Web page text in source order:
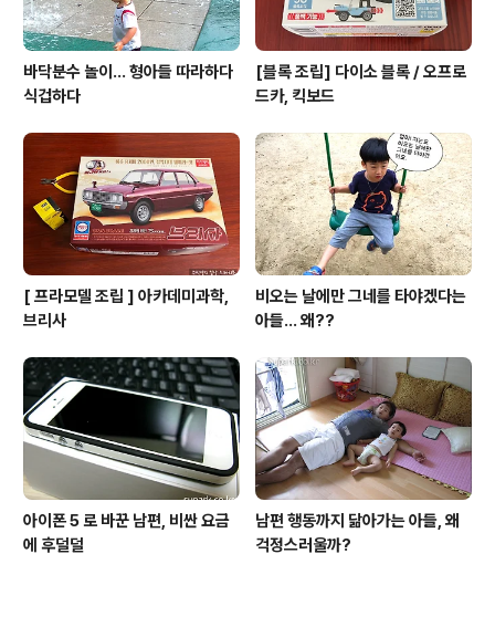
바닥분수 놀이... 형아들 따라하다
식겁하다
[블록 조립] 다이소 블록 / 오프로
드카, 킥보드
[ 프라모델 조립 ] 아카데미과학,
브리사
비오는 날에만 그네를 타야겠다는
아들... 왜??
아이폰 5 로 바꾼 남편, 비싼 요금
에 후덜덜
남편 행동까지 닮아가는 아들, 왜
걱정스러울까?